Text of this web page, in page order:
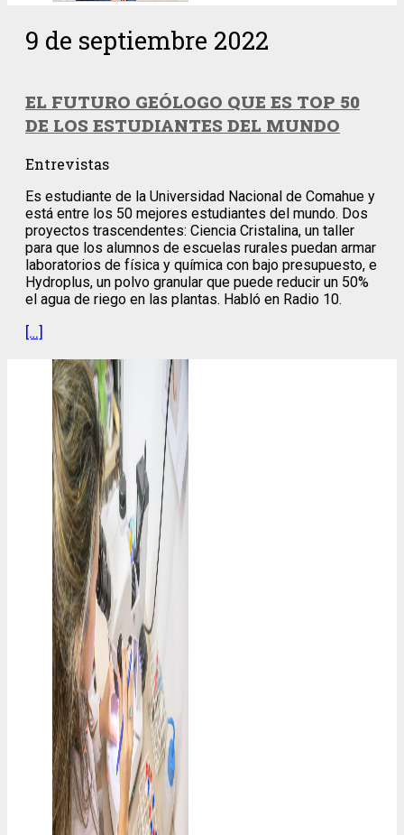
9 de septiembre 2022
EL FUTURO GEÓLOGO QUE ES TOP 50
DE LOS ESTUDIANTES DEL MUNDO
Entrevistas
Es estudiante de la Universidad Nacional de Comahue y
está entre los 50 mejores estudiantes del mundo. Dos
proyectos trascendentes: Ciencia Cristalina, un taller
para que los alumnos de escuelas rurales puedan armar
laboratorios de física y química con bajo presupuesto, e
Hydroplus, un polvo granular que puede reducir un 50%
el agua de riego en las plantas. Habló en Radio 10.
[…]